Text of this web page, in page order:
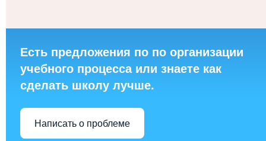
Есть предложения по по организации
учебного процесса или знаете как
сделать школу лучше.
Написать о проблеме